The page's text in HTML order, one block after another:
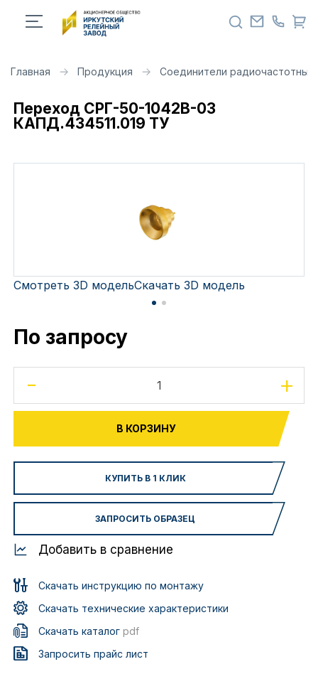
Главная Продукция Соединители радиочастотные
Переход СРГ-50-1042В-03
КАПД.434511.019 ТУ
Смотреть 3D модельСкачать 3D модель
По запросу
- +
В КОРЗИНУ
КУПИТЬ В 1 КЛИК
ЗАПРОСИТЬ ОБРАЗЕЦ
Добавить в сравнение
Скачать инструкцию по монтажу
Скачать технические характеристики
Скачать каталогpdf
Запросить прайс лист